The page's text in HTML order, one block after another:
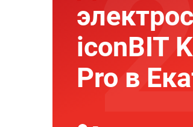
iconBIT
Pro в